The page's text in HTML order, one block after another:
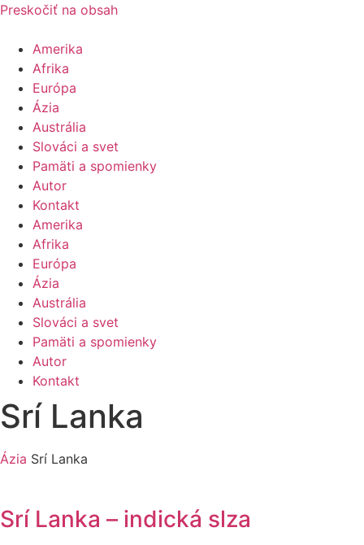
Preskočiť na obsah
Amerika
Afrika
Európa
Ázia
Austrália
Slováci a svet
Pamäti a spomienky
Autor
Kontakt
Amerika
Afrika
Európa
Ázia
Austrália
Slováci a svet
Pamäti a spomienky
Autor
Kontakt
Srí Lanka
Ázia Srí Lanka
Srí Lanka – indická slza